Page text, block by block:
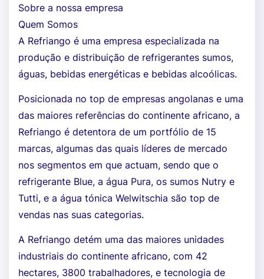
Sobre a nossa empresa
Quem Somos
A Refriango é uma empresa especializada na
produção e distribuição de refrigerantes sumos,
águas, bebidas energéticas e bebidas alcoólicas.
Posicionada no top de empresas angolanas e uma
das maiores referências do continente africano, a
Refriango é detentora de um portfólio de 15
marcas, algumas das quais líderes de mercado
nos segmentos em que actuam, sendo que o
refrigerante Blue, a água Pura, os sumos Nutry e
Tutti, e a água tónica Welwitschia são top de
vendas nas suas categorias.
A Refriango detém uma das maiores unidades
industriais do continente africano, com 42
hectares, 3800 trabalhadores, e tecnologia de